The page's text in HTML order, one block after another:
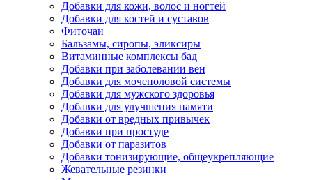
Добавки для кожи, волос и ногтей
Добавки для костей и суставов
Фиточаи
Бальзамы, сиропы, эликсиры
Витаминные комплексы бад
Добавки при заболевании вен
Добавки для мочеполовой системы
Добавки для мужского здоровья
Добавки для улучшения памяти
Добавки от вредных привычек
Добавки при простуде
Добавки от паразитов
Добавки тонизирующие, общеукрепляющие
Жевательные резинки